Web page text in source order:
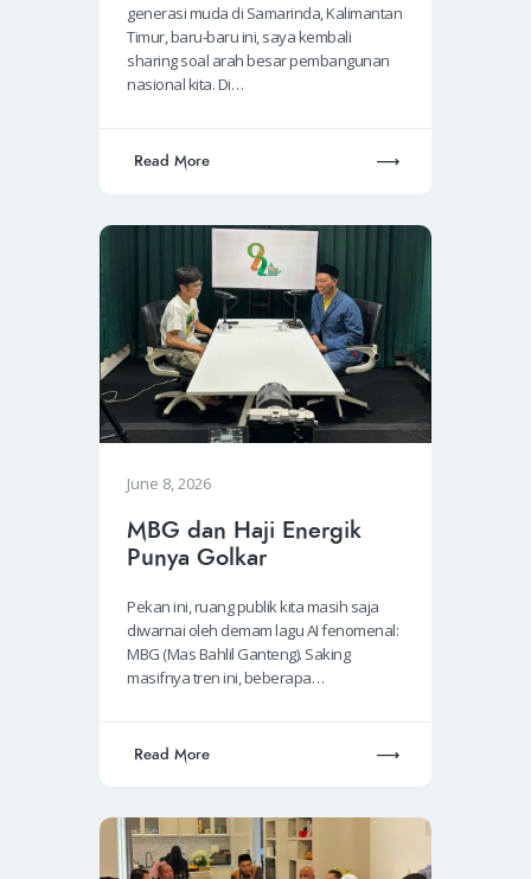
generasi muda di Samarinda, Kalimantan
Timur, baru-baru ini, saya kembali
sharing soal arah besar pembangunan
nasional kita. Di…
Read More
June 8, 2026
MBG dan Haji Energik
Punya Golkar
Pekan ini, ruang publik kita masih saja
diwarnai oleh demam lagu AI fenomenal:
MBG (Mas Bahlil Ganteng). Saking
masifnya tren ini, beberapa…
Read More